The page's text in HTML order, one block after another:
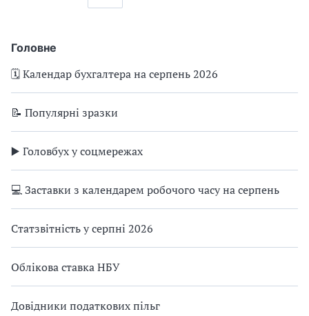
Головне
🗓️ Календар бухгалтера на серпень 2026
📝 Популярні зразки
▶️ Головбух у соцмережах
💻 Заставки з календарем робочого часу на серпень
Статзвітність у серпні 2026
Облікова ставка НБУ
Довідники податкових пільг